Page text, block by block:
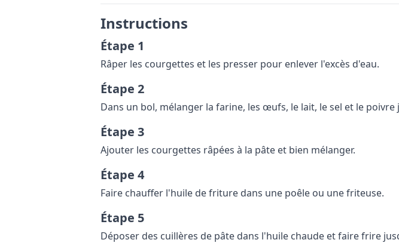
Instructions
Étape 1
Râper les courgettes et les presser pour enlever l'excès d'eau.
Étape 2
Dans un bol, mélanger la farine, les œufs, le lait, le sel et le
Étape 3
Ajouter les courgettes râpées à la pâte et bien mélanger.
Étape 4
Faire chauffer l'huile de friture dans une poêle ou une friteuse.
Étape 5
Déposer des cuillères de pâte dans l'huile chaude et faire frire